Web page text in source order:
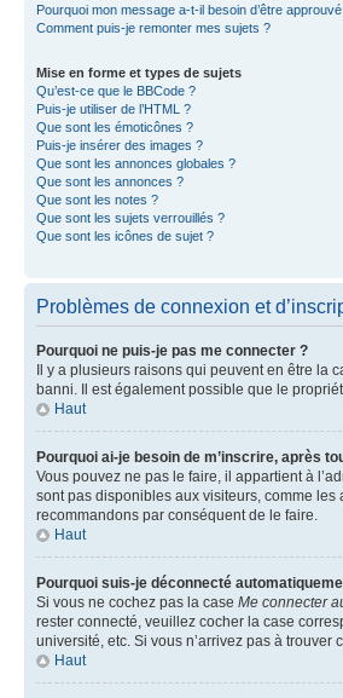
Pourquoi mon message a-t-il besoin d’être
Comment puis-je remonter mes sujets ?
Mise en forme et types de sujets
Qu’est-ce que le BBCode ?
Puis-je utiliser de l’HTML ?
Que sont les émoticônes ?
Puis-je insérer des images ?
Que sont les annonces globales ?
Que sont les annonces ?
Que sont les notes ?
Que sont les sujets verrouillés ?
Que sont les icônes de sujet ?
Problèmes de connexion et
Pourquoi ne puis-je pas me connecter ?
Il y a plusieurs raisons qui peuvent en être la
banni. Il est également possible que le
Haut
Pourquoi ai-je besoin de m’inscrire, après
Vous pouvez ne pas le faire, il appartient à
sont pas disponibles aux visiteurs, comme les
recommandons par conséquent de le faire.
Haut
Pourquoi suis-je déconnecté
Si vous ne cochez pas la case Me connecter
rester connecté, veuillez cocher la case
université, etc. Si vous n’arrivez pas à trouver
Haut